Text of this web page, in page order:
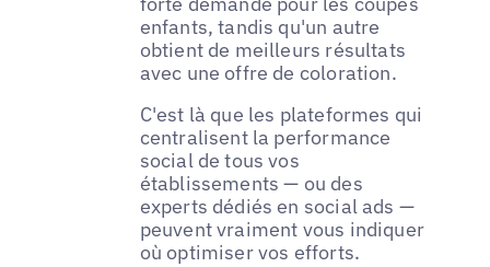
enfants, tandis qu'un autre
obtient de meilleurs résultats
avec une offre de coloration.
C'est là que les plateformes qui
centralisent la performance
social de tous vos
établissements — ou des
experts dédiés en social ads —
peuvent vraiment vous indiquer
où optimiser vos efforts.